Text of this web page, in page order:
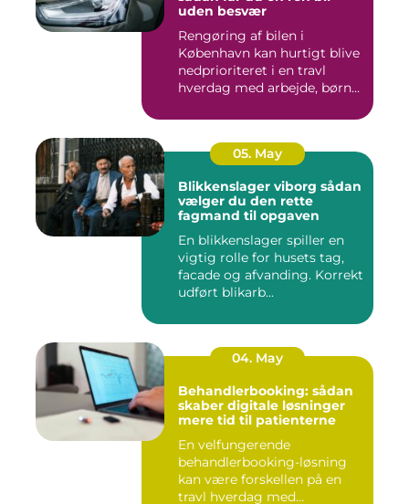
uden besvær
Rengøring af bilen i
København kan hurtigt blive
nedprioriteret i en travl
hverdag med arbejde, børn...
05. May
Blikkenslager viborg sådan
vælger du den rette
fagmand til opgaven
En blikkenslager spiller en
vigtig rolle for husets tag,
facade og afvanding. Korrekt
udført blikarb...
04. May
Behandlerbooking: sådan
skaber digitale løsninger
mere tid til patienterne
En velfungerende
behandlerbooking-løsning
kan være forskellen på en
travl hverdag med